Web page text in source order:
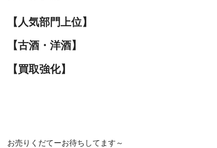
【人気部門上位】
【古酒・洋酒】
【買取強化】
お売りくだてーお待ちしてます～